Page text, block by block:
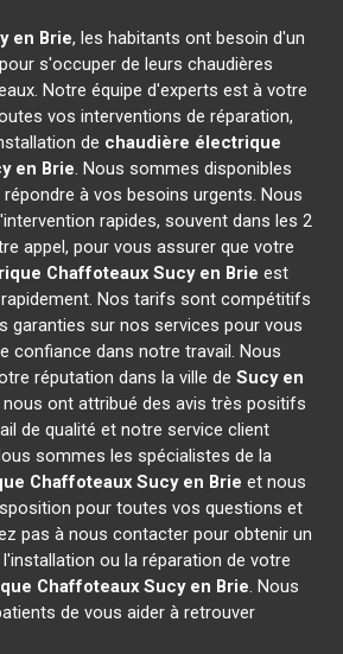
en Brie, les habitants ont besoin d'un
s'occuper de leurs chaudières
Notre équipe d'experts est à votre
vos interventions de réparation,
de chaudière électrique
en Brie. Nous sommes disponibles
à vos besoins urgents. Nous
rapides, souvent dans les 2
appel, pour vous assurer que votre
Chaffoteaux Sucy en Brie est
Nos tarifs sont compétitifs
garanties sur nos services pour vous
confiance dans notre travail. Nous
réputation dans la ville de Sucy en
ont attribué des avis très positifs
de qualité et notre service client
sommes les spécialistes de la
Chaffoteaux Sucy en Brie et nous
pour toutes vos questions et
pas à nous contacter pour obtenir un
ou la réparation de votre
Chaffoteaux Sucy en Brie. Nous
de vous aider à retrouver